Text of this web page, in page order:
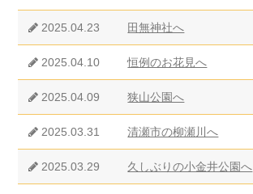
2025.04.23 田無神社へ
2025.04.10 恒例のお花見へ
2025.04.09 狭山公園へ
2025.03.31 清瀬市の柳瀬川へ
2025.03.29 久しぶりの小金井公園へ